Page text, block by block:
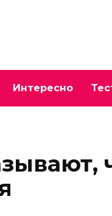
Интересно